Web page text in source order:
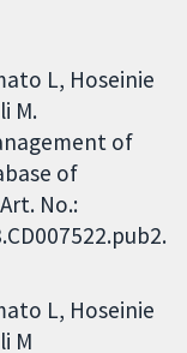
L, Hoseinie
M.
of
of
No.:
L Hoseinie
M